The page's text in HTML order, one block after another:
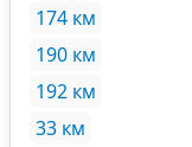
174 км
190 км
192 км
33 км